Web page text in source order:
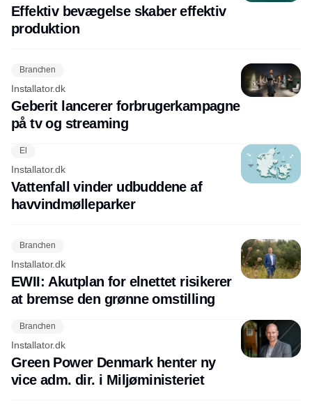
Effektiv bevægelse skaber effektiv
produktion
Branchen
Installator.dk
Geberit lancerer forbrugerkampagne
på tv og streaming
El
Installator.dk
Vattenfall vinder udbuddene af
havvindmølleparker
Branchen
Installator.dk
EWII: Akutplan for elnettet risikerer
at bremse den grønne omstilling
Branchen
Installator.dk
Green Power Denmark henter ny
vice adm. dir. i Miljøministeriet